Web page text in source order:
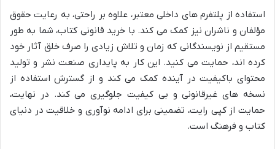
استفاده از پلتفرم های داخلی معتبر، علاوه بر راحتی، به رعایت حقوق
مؤلفان و ناشران نیز کمک می کند. با خرید قانونی کتاب، شما به طور
مستقیم از نویسندگانی که زمان و تلاش زیادی را صرف خلق آثار خود
کرده اند، حمایت می کنید. این کار به پایداری صنعت نشر و تولید
محتوای باکیفیت در آینده کمک می کند و از گسترش استفاده از
نسخه های غیرقانونی و بی کیفیت جلوگیری می کند. در نهایت،
حمایت از کپی رایت، تضمینی برای ادامه نوآوری و خلاقیت در دنیای
کتاب و فرهنگ است.